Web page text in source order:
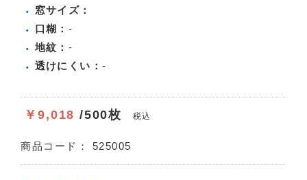
窓サイズ：
口糊： -
地紋： -
透けにくい：-
￥9,018 /500枚 税込
商品コード： 525005